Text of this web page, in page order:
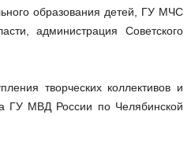
образования детей, ГУ МЧС
администрация Советского
творческих коллективов и
ГУ МВД России по Челябинской